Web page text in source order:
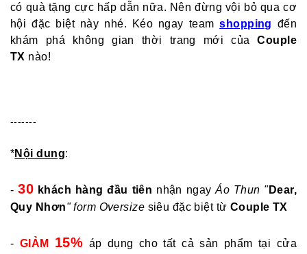
có quà tặng cực hấp dẫn nữa. Nên đừng vội bỏ qua cơ
hội đặc biệt này nhé. Kéo ngay teamshopping đến
khám phá không gian thời trang mới củaCouple
TX nào!
-------
*Nội dung:
-30 khách hàng đầu tiên nhận ngayÁo Thun "Dear,
Quy Nhơn" form Oversize siêu đặc biệt từ Couple TX
- GIẢM 15% áp dụng cho tất cả sản phẩm tại cửa